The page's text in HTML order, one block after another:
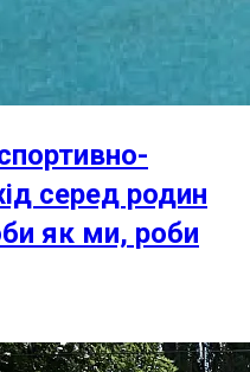
серед родин
як ми, роби